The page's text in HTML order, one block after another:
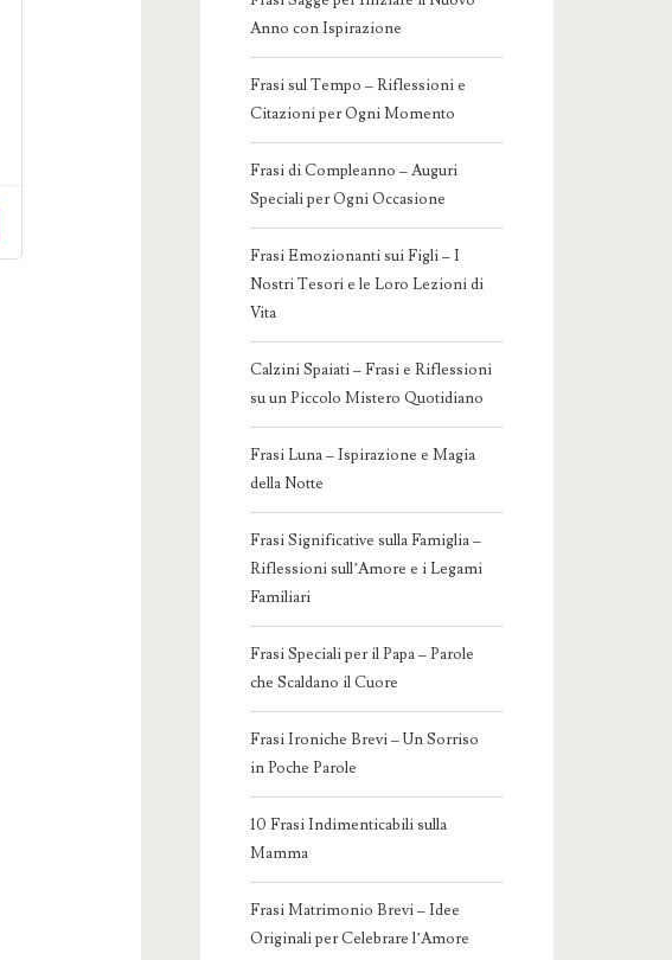
Anno con Ispirazione
Frasi sul Tempo – Riflessioni e
Citazioni per Ogni Momento
Frasi di Compleanno – Auguri
Speciali per Ogni Occasione
Frasi Emozionanti sui Figli – I
Nostri Tesori e le Loro Lezioni di
Vita
Calzini Spaiati – Frasi e Riflessioni
su un Piccolo Mistero Quotidiano
Frasi Luna – Ispirazione e Magia
della Notte
Frasi Significative sulla Famiglia –
Riflessioni sull’Amore e i Legami
Familiari
Frasi Speciali per il Papa – Parole
che Scaldano il Cuore
Frasi Ironiche Brevi – Un Sorriso
in Poche Parole
10 Frasi Indimenticabili sulla
Mamma
Frasi Matrimonio Brevi – Idee
Originali per Celebrare l’Amore